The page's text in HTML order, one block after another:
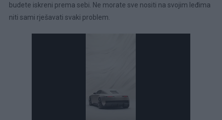
budete iskreni prema sebi. Ne morate sve nositi na svojim leđima
niti sami rješavati svaki problem.